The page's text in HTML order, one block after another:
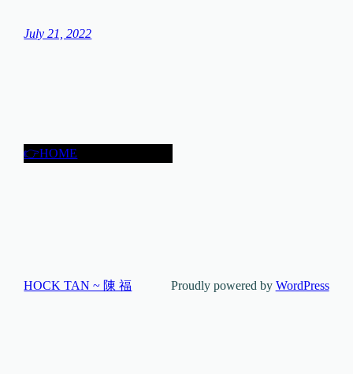
July 21, 2022
👉HOME
HOCK TAN ~ 陳 福 Proudly powered by WordPress